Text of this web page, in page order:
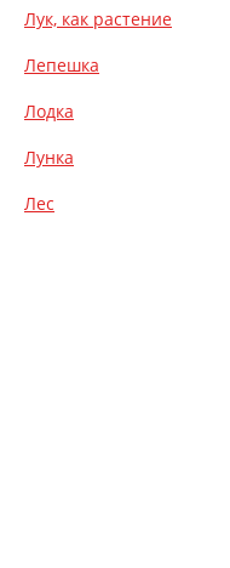
Лук, как растение
Лепешка
Лодка
Лунка
Лес